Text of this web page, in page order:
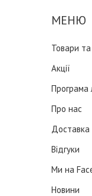
Товари та
Акції
Програма
Про нас
Доставка
Відгуки
Ми на
Новини